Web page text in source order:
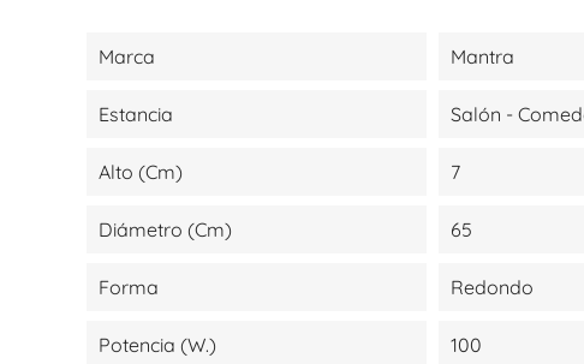
Marca Mantra
Estancia Salón -
Alto (cm) 7
Diámetro (cm) 65
Forma Redondo
Potencia (W.) 100